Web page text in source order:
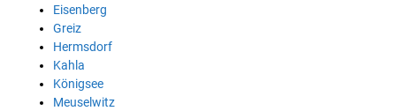
Eisenberg
Greiz
Hermsdorf
Kahla
Königsee
Meuselwitz